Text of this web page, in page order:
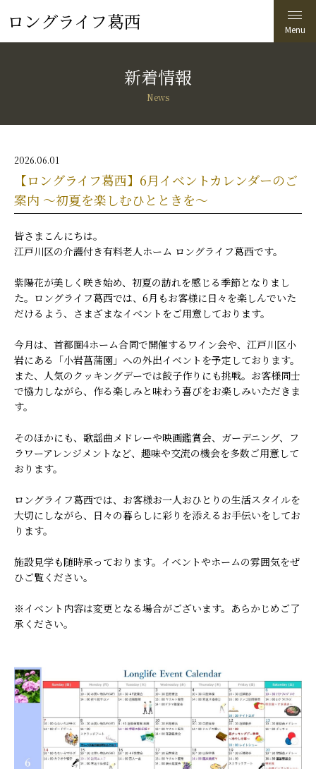
ロングライフ葛西
新着情報
News
2026.06.01
【ロングライフ葛西】6月イベントカレンダーのご
案内 ～初夏を楽しむひとときを～
皆さまこんにちは。
江戸川区の介護付き有料老人ホーム ロングライフ葛西です。
紫陽花が美しく咲き始め、初夏の訪れを感じる季節となりまし
た。ロングライフ葛西では、6月もお客様に日々を楽しんでいた
だけるよう、さまざまなイベントをご用意しております。
今月は、首都圏4ホーム合同で開催するワイン会や、江戸川区小
岩にある「小岩菖蒲園」への外出イベントを予定しております。
また、人気のクッキングデーでは餃子作りにも挑戦。お客様同士
で協力しながら、作る楽しみと味わう喜びをお楽しみいただきま
す。
そのほかにも、歌謡曲メドレーや映画鑑賞会、ガーデニング、フ
ラワーアレンジメントなど、趣味や交流の機会を多数ご用意して
おります。
ロングライフ葛西では、お客様お一人おひとりの生活スタイルを
大切にしながら、日々の暮らしに彩りを添えるお手伝いをしてお
ります。
施設見学も随時承っております。イベントやホームの雰囲気をぜ
ひご覧ください。
※イベント内容は変更となる場合がございます。あらかじめご了
承ください。